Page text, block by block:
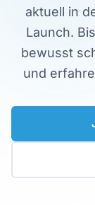
aktuell in
Launch.
bewusst
und